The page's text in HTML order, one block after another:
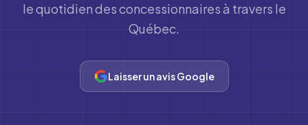
le quotidien des concessionnaires à travers le
Québec.
Laisser un avis Google